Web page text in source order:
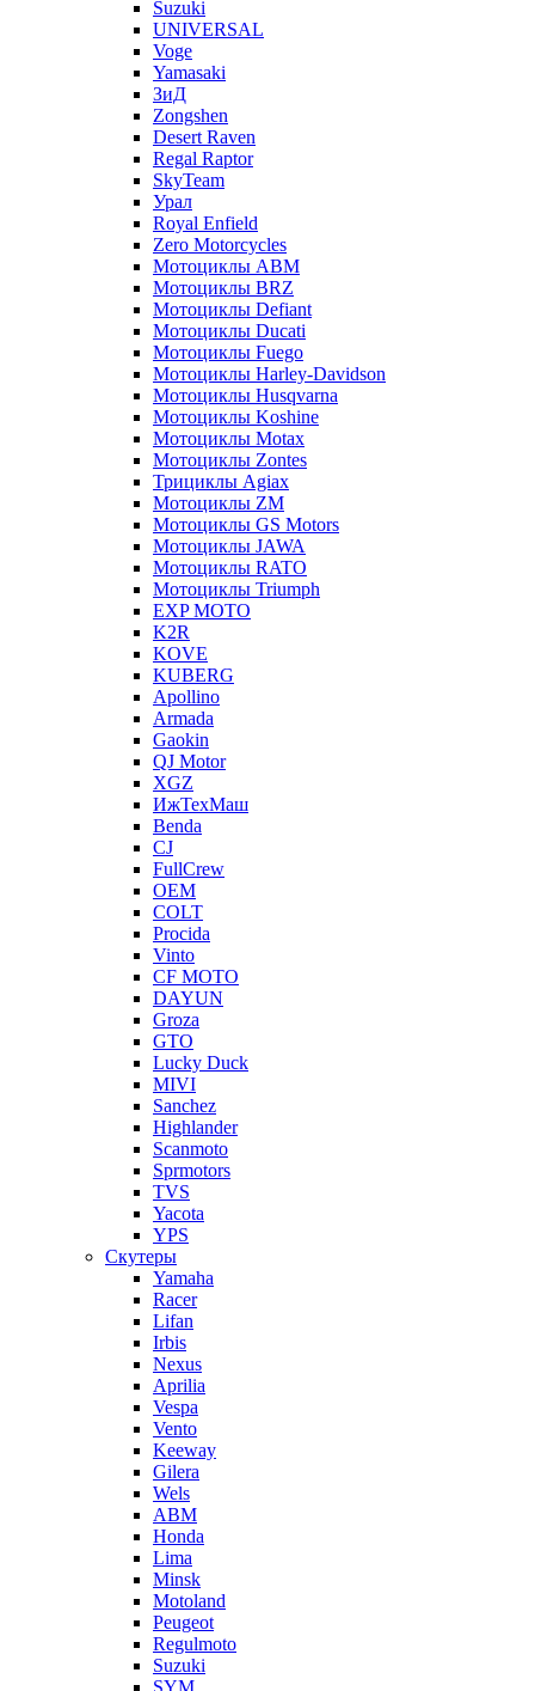
Suzuki
UNIVERSAL
Voge
Yamasaki
ЗиД
Zongshen
Desert Raven
Regal Raptor
SkyTeam
Урал
Royal Enfield
Zero Motorcycles
Мотоциклы ABM
Мотоциклы BRZ
Мотоциклы Defiant
Мотоциклы Ducati
Мотоциклы Fuego
Мотоциклы Harley-Davidson
Мотоциклы Husqvarna
Мотоциклы Koshine
Мотоциклы Motax
Мотоциклы Zontes
Трициклы Agiax
Мотоциклы ZM
Мотоциклы GS Motors
Мотоциклы JAWA
Мотоциклы RATO
Мотоциклы Triumph
EXP MOTO
K2R
KOVE
KUBERG
Apollino
Armada
Gaokin
QJ Motor
XGZ
ИжТехМаш
Benda
CJ
FullCrew
OEM
COLT
Procida
Vinto
CF MOTO
DAYUN
Groza
GTO
Lucky Duck
MIVI
Sanchez
Highlander
Scanmoto
Sprmotors
TVS
Yacota
YPS
Скутеры
Yamaha
Racer
Lifan
Irbis
Nexus
Aprilia
Vespa
Vento
Keeway
Gilera
Wels
ABM
Honda
Lima
Minsk
Motoland
Peugeot
Regulmoto
Suzuki
SYM